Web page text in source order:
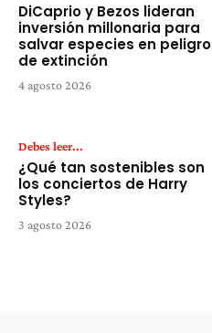
DiCaprio y Bezos lideran
inversión millonaria para
salvar especies en peligro
de extinción
4 agosto 2026
Debes leer...
¿Qué tan sostenibles son
los conciertos de Harry
Styles?
3 agosto 2026